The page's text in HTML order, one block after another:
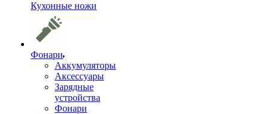
Кухонные ножи
Фонари
Аккумуляторы
Аксессуары
Зарядные
устройства
Фонари